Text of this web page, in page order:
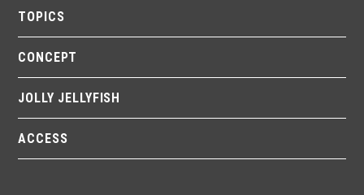
TOPICS
CONCEPT
JOLLY JELLYFISH
ACCESS